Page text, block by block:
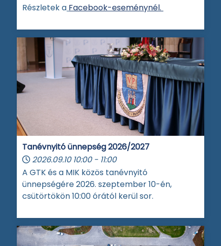
Részletek a Facebook-eseménynél.
Tanévnyitó ünnepség 2026/2027
2026.09.10 10:00 - 11:00
A GTK és a MIK közös tanévnyitó
ünnepségére 2026. szeptember 10-én,
csütörtökön 10:00 órától kerül sor.